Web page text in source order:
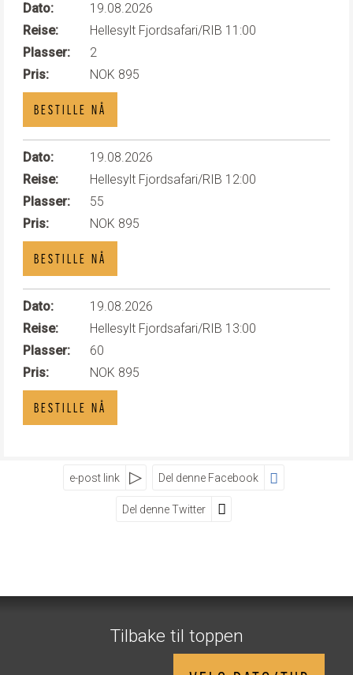
Dato:
19.08.2026
Reise:
Hellesylt Fjordsafari/RIB 11:00
Plasser:
2
Pris:
NOK 895
BESTILLE NÅ
Dato:
19.08.2026
Reise:
Hellesylt Fjordsafari/RIB 12:00
Plasser:
55
Pris:
NOK 895
BESTILLE NÅ
Dato:
19.08.2026
Reise:
Hellesylt Fjordsafari/RIB 13:00
Plasser:
60
Pris:
NOK 895
BESTILLE NÅ
e-post link Del denne Facebook
Del denne Twitter
Telefon 70 26 30 07
Tilbake til toppen